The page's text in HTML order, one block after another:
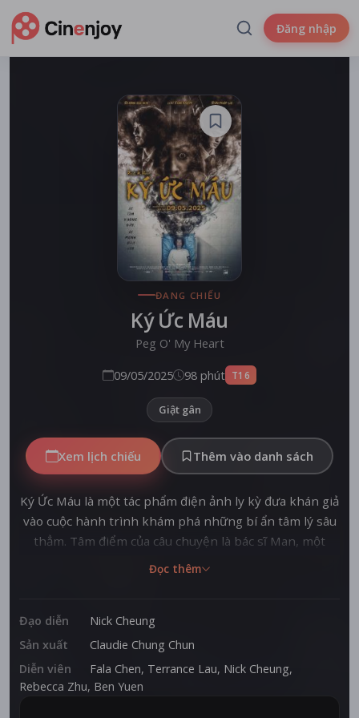
Đăng nhập
ĐANG CHIẾU
Ký Ức Máu
Peg O' My Heart
09/05/2025 98 phút T16
Giật gân
Xem lịch chiếu Thêm vào danh sách
Ký Ức Máu là một tác phẩm điện ảnh ly kỳ đưa khán giả
vào cuộc hành trình khám phá những bí ẩn tâm lý sâu
thẳm. Tâm điểm của câu chuyện là bác sĩ Man, một
chuyên gia tâm lý học với khả năng đặc biệt trong việc
khai mở những góc khuất tiềm thức của bệnh nhân.
một người tài xế đang đối mặt với những cơn mất ngủ
và ảo giác đầy bí ẩn. Dưới bàn tay tư vấn tận tâm của
Man, từng lớp bí mật đen tối dần được vén màn, hé lộ
những sự thật rùng rợn mà Choi đang giấu kín. Bộ
Đọc thêm
Đạo diễn
Nick Cheung
Sản xuất
Claudie Chung Chun
Diễn viên
Fala Chen, Terrance Lau, Nick Cheung,
Rebecca Zhu, Ben Yuen